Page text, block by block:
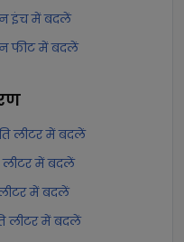
इंच में बदलें
फीट में बदलें
लीटर में बदलें
लीटर में बदलें
लीटर में बदलें
लीटर में बदलें